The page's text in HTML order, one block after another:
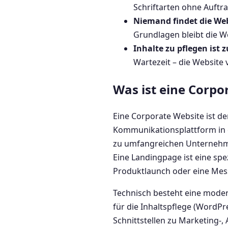
Schriftarten ohne
Niemand findet die
Grundlagen bleibt die
Inhalte zu pflegen ist
Wartezeit – die
Was ist eine
Eine Corporate Website ist
Kommunikationsplattform in
zu umfangreichen
Eine Landingpage ist eine
Produktlaunch oder eine
Technisch besteht eine
für die Inhaltspflege
Schnittstellen zu Marketing-,